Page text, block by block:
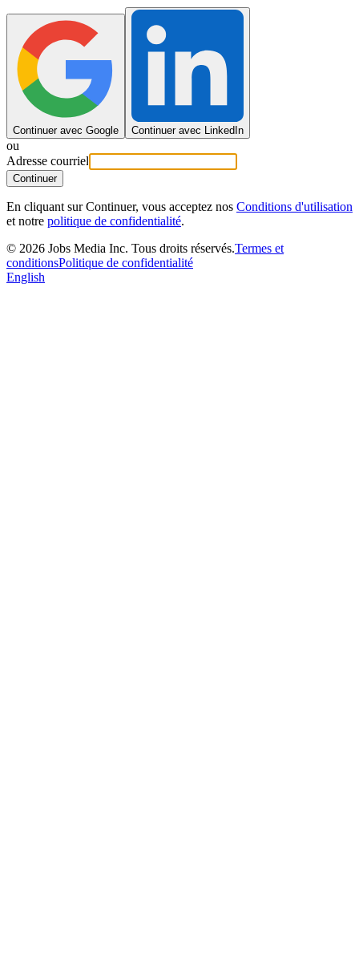
Continuer avec Google Continuer avec LinkedIn
ou
Adresse courriel
Continuer
En cliquant sur Continuer, vous acceptez nos Conditions d'utilisation
et notre politique de confidentialité.
© 2026 Jobs Media Inc. Tous droits réservés.Termes et
conditionsPolitique de confidentialité
English